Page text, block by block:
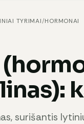
TYRIMAI/HORMONAI
surišantis